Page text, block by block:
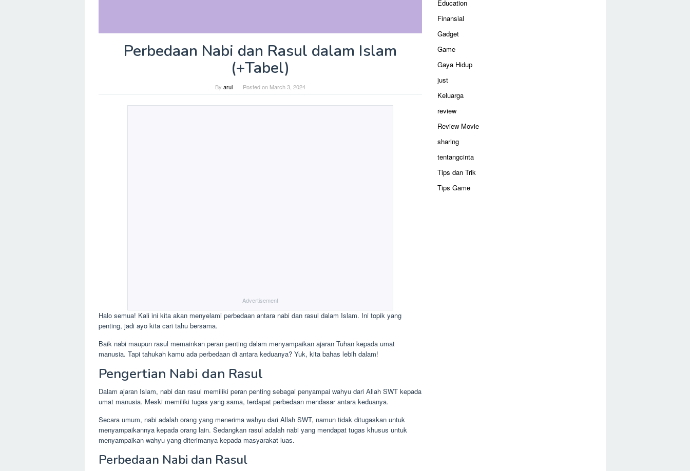
Perbedaan Nabi dan Rasul dalam Islam
(+Tabel)
By arul Posted on March 3, 2024
Advertisement
Halo semua! Kali ini kita akan menyelami perbedaan antara nabi dan rasul dalam Islam. Ini topik yang
penting, jadi ayo kita cari tahu bersama.
Baik nabi maupun rasul memainkan peran penting dalam menyampaikan ajaran Tuhan kepada umat
manusia. Tapi tahukah kamu ada perbedaan di antara keduanya? Yuk, kita bahas lebih dalam!
Pengertian Nabi dan Rasul
Dalam ajaran Islam, nabi dan rasul memiliki peran penting sebagai penyampai wahyu dari Allah SWT kepada
umat manusia. Meski memiliki tugas yang sama, terdapat perbedaan mendasar antara keduanya.
Secara umum, nabi adalah orang yang menerima wahyu dari Allah SWT, namun tidak ditugaskan untuk
menyampaikannya kepada orang lain. Sedangkan rasul adalah nabi yang mendapat tugas khusus untuk
menyampaikan wahyu yang diterimanya kepada masyarakat luas.
Perbedaan Nabi dan Rasul
Education
Finansial
Gadget
Game
Gaya Hidup
just
Keluarga
review
Review Movie
sharing
tentangcinta
Tips dan Trik
Tips Game